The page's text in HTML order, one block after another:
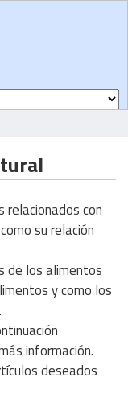
relacionados con
su relación
de los alimentos
y como los
información.
deseados